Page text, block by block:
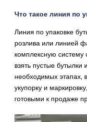
Что такое линия по
Линия по упаковке
розлива или линией
комплексную
взять пустые бутылки
необходимых этапах,
укупорку и
готовыми к продаже